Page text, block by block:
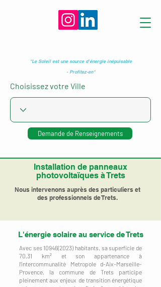
"Le Soleil est une source d’énergie inépuisable
- Profitez-en"
Choisissez votre Ville
Demande de Renseignements
Installation de panneaux
photovoltaïques à Trets
Nous intervenons auprès des particuliers et
des professionnels de Trets.
L'énergie solaire au service de Trets
Avec ses 10946(2023) habitants, sa superficie de
70,31 km² et son appartenance à
l'intercommunalité Metropole d-Aix-Marseille-
Provence, la commune de Trets participe
pleinement aux enjeux de transition énergétique